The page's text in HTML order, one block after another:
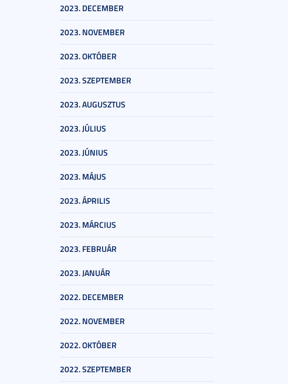
2023. DECEMBER
2023. NOVEMBER
2023. OKTÓBER
2023. SZEPTEMBER
2023. AUGUSZTUS
2023. JÚLIUS
2023. JÚNIUS
2023. MÁJUS
2023. ÁPRILIS
2023. MÁRCIUS
2023. FEBRUÁR
2023. JANUÁR
2022. DECEMBER
2022. NOVEMBER
2022. OKTÓBER
2022. SZEPTEMBER